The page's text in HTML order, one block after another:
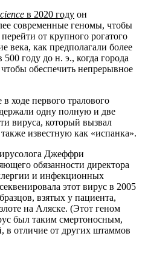
в 2020 году он
современные геномы, чтобы
от крупного рогатого
века, как предполагали более
году до н. э., когда города
обеспечить непрерывное
ходе первого тралового
одну полную и две
вируса, который вызвал
известную как «испанка».
Джеффри
обязанности директора
и инфекционных
этот вирус в 2005
взятых у пациента,
на Аляске. (Этот геном
был таким смертоносным,
в отличие от других штаммов